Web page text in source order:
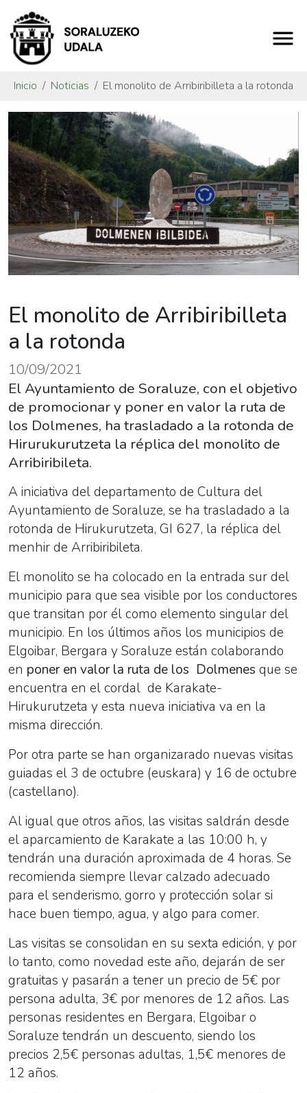
Inicio Noticias El monolito de Arribiribilleta a la rotonda
El monolito de Arribiribilleta
a la rotonda
10/09/2021
El Ayuntamiento de Soraluze, con el objetivo
de promocionar y poner en valor la ruta de
los Dolmenes, ha trasladado a la rotonda de
Hirurukurutzeta la réplica del monolito de
Arribiribileta.
A iniciativa del departamento de Cultura del
Ayuntamiento de Soraluze, se ha trasladado a la
rotonda de Hirukurutzeta, GI 627, la réplica del
menhir de Arribiribileta.
El monolito se ha colocado en la entrada sur del
municipio para que sea visible por los conductores
que transitan por él como elemento singular del
municipio. En los últimos años los municipios de
Elgoibar, Bergara y Soraluze están colaborando
en poner en valor la ruta de los Dolmenes que se
encuentra en el cordal de Karakate-
Hirukurutzeta y esta nueva iniciativa va en la
misma dirección.
Por otra parte se han organizarado nuevas visitas
guiadas el 3 de octubre (euskara) y 16 de octubre
(castellano).
Al igual que otros años, las visitas saldrán desde
el aparcamiento de Karakate a las 10:00 h, y
tendrán una duración aproximada de 4 horas. Se
recomienda siempre llevar calzado adecuado
para el senderismo, gorro y protección solar si
hace buen tiempo, agua, y algo para comer.
Las visitas se consolidan en su sexta edición, y por
lo tanto, como novedad este año, dejarán de ser
gratuitas y pasarán a tener un precio de 5€ por
persona adulta, 3€ por menores de 12 años. Las
personas residentes en Bergara, Elgoibar o
Soraluze tendrán un descuento, siendo los
precios 2,5€ personas adultas, 1,5€ menores de
12 años.